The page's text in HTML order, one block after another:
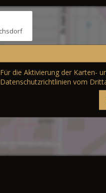
Für die Aktivierung der Karten-
Datenschutzrichtlinien vom